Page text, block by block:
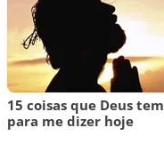
15 coisas que Deus tem
para me dizer hoje